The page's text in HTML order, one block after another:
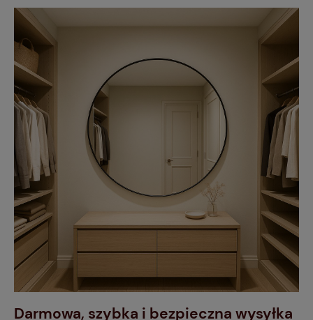
Darmowa, szybka i bezpieczna wysyłka